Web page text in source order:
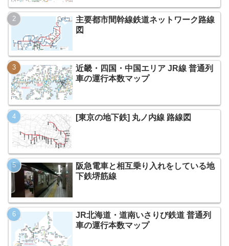
主要都市間幹線鉄道ネットワーク路線
図
近畿・四国・中国エリア JR線 普通列
車の運行本数マップ
[東京の地下鉄] 丸ノ内線 路線図
阪急電車と相互乗り入れをしている地
下鉄堺筋線
JR北海道・道南いさりび鉄道 普通列
車の運行本数マップ